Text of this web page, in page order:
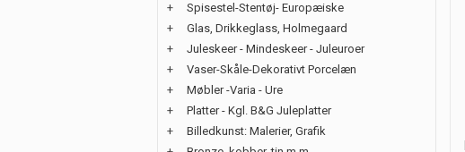
+
Spisestel-Stentøj- Europæiske
+
Glas, Drikkeglass, Holmegaard
+
Juleskeer - Mindeskeer - Juleuroer
+
Vaser-Skåle-Dekorativt Porcelæn
+
Møbler -Varia - Ure
+
Platter - Kgl. B&G Juleplatter
+
Billedkunst: Malerier, Grafik